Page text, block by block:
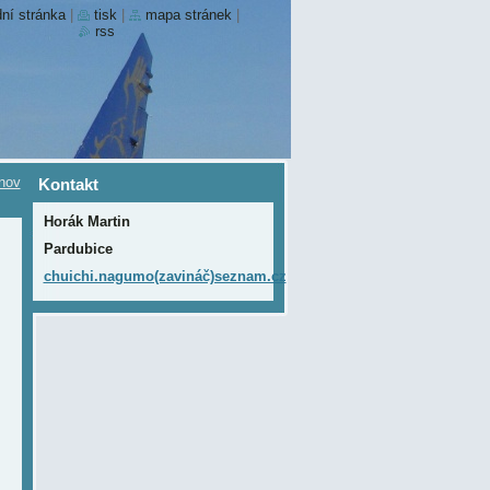
Kontakt
Horák Martin
Pardubice
chuichi.nagumo(zavináč)seznam.cz
stránka tisk mapa stránek
rss